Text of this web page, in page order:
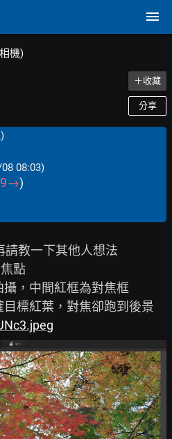
機)
＋收藏
分享
08:03)
9→)
請教一下其他人想法
點
，中間紅框為對焦框